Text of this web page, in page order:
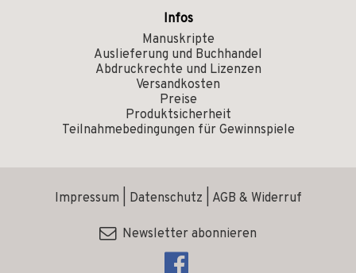
Infos
Manuskripte
Auslieferung und Buchhandel
Abdruckrechte und Lizenzen
Versandkosten
Preise
Produktsicherheit
Teilnahmebedingungen für Gewinnspiele
Impressum Datenschutz AGB & Widerruf
Newsletter abonnieren